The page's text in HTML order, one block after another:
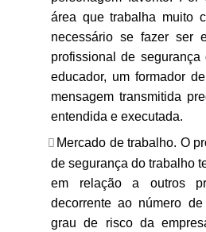
área que trabalha muito
necessário se fazer ser
profissional de
educador, um formador
mensagem transmitida
entendida e executada.
Mercado de trabalho. O
de segurança do trabalho
em relação a outros
decorrente ao número
grau de risco da